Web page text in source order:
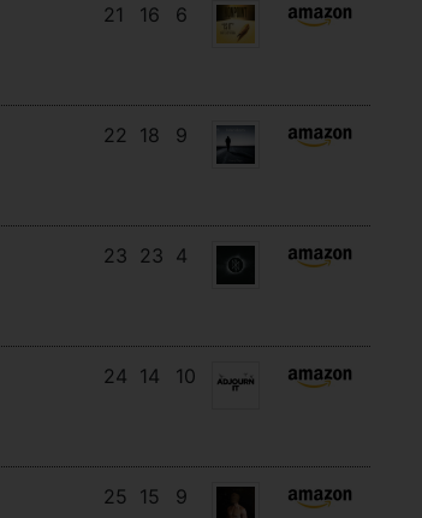
21 16 6
22 18 9
23 23 4
24 14 10
25 15 9